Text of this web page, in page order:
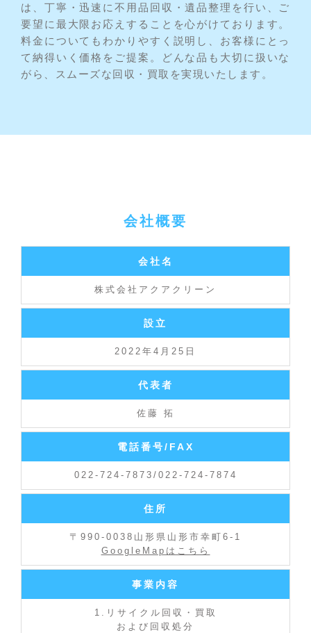
は、丁寧・迅速に不用品回収・遺品整理を行い、ご
要望に最大限お応えすることを心がけております。
料金についてもわかりやすく説明し、お客様にとっ
て納得いく価格をご提案。どんな品も大切に扱いな
がら、スムーズな回収・買取を実現いたします。
会社概要
会社名
株式会社アクアクリーン
設立
2022年4月25日
代表者
佐藤 拓
電話番号/FAX
022-724-7873/022-724-7874
住所
〒990-0038山形県山形市幸町6-1
GoogleMapはこちら
事業内容
1.リサイクル回収・買取
および回収処分